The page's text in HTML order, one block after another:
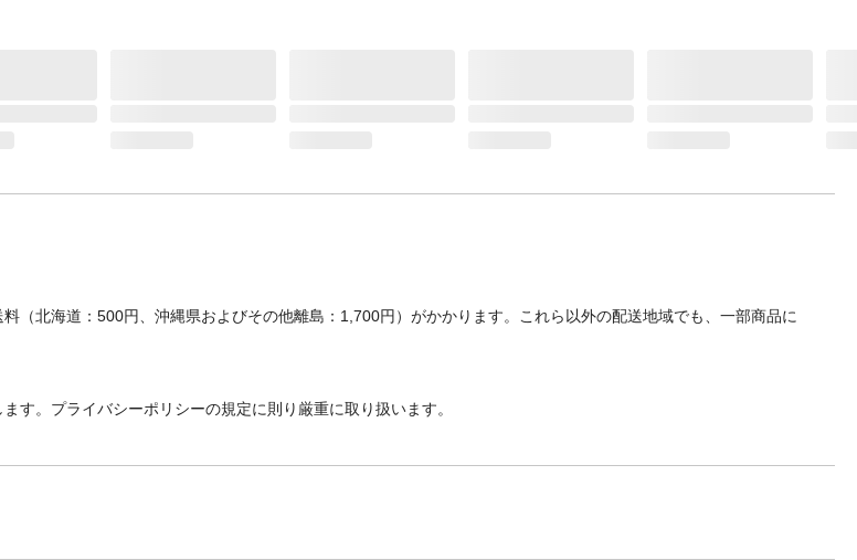
（北海道：500円、沖縄県およびその他離島：1,700円）がかかります。これら以外の配送地域でも、一部商品に
す。プライバシーポリシーの規定に則り厳重に取り扱います。